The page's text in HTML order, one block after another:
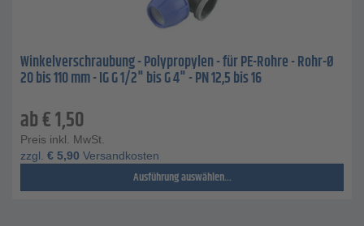
Winkelverschraubung - Polypropylen - für PE-Rohre - Rohr-Ø
20 bis 110 mm - IG G 1/2" bis G 4" - PN 12,5 bis 16
ab€1,50
Preis inkl. MwSt.
zzgl. € 5,90 Versandkosten
Ausführung auswählen...